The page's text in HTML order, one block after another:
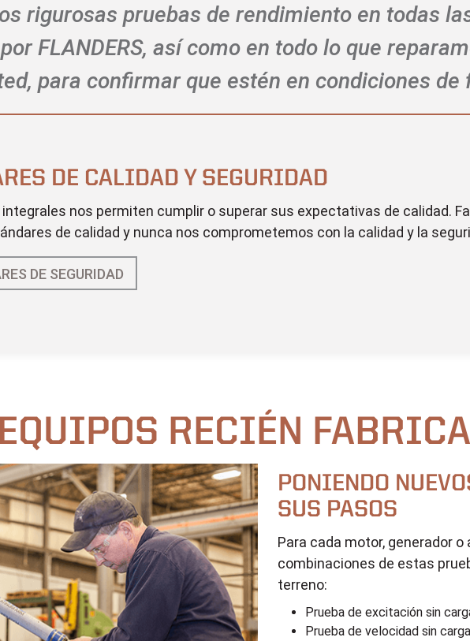
rigurosas pruebas de rendimiento en todas
FLANDERS, así como en todo lo que
para confirmar que estén en condiciones de
DE CALIDAD Y SEGURIDAD
nos permiten cumplir o superar sus expectativas de calidad.
de calidad y nunca nos comprometemos con la calidad y la
DE SEGURIDAD
RECIÉN
PONIENDO
SUS PASOS
Para cada motor, generador o
combinaciones de estas
terreno:
Prueba de excitación sin
Prueba de velocidad sin carga